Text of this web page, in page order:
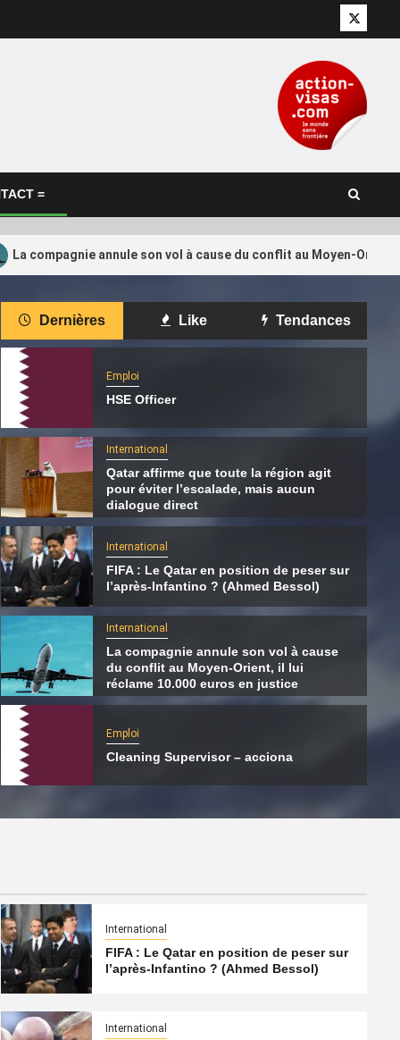
Twitter
=
La compagnie annule son vol à cause du conflit au Moyen-
de
?
4
International
Le Qatar appelle à faire pression
compagnie annule son vol à cause du
au Moyen-Orient, il lui réclame
en justice
6 août 2026 Qatarien
Dernières Like Tendances
Emploi
HSE Officer
International
Qatar affirme que toute la région agit
pour éviter l’escalade, mais aucun
dialogue direct
International
FIFA : Le Qatar en position de peser sur
l’après-Infantino ? (Ahmed Bessol)
International
La compagnie annule son vol à cause
du conflit au Moyen-Orient, il lui
réclame 10.000 euros en justice
Emploi
Cleaning Supervisor – acciona
International
FIFA : Le Qatar en position de peser sur
l’après-Infantino ? (Ahmed Bessol)
International